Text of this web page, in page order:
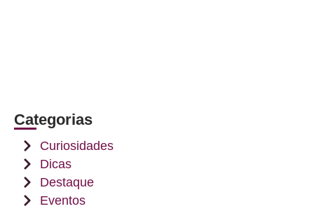
Categorias
Curiosidades
Dicas
Destaque
Eventos